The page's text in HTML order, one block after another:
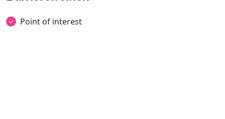
Point of interest